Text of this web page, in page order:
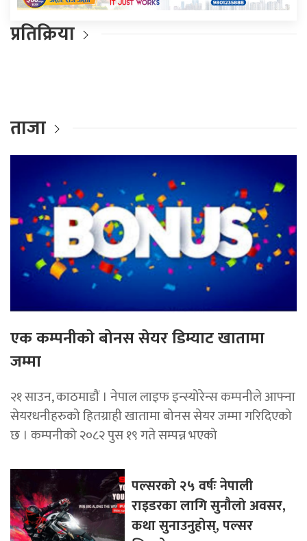
प्रतिक्रिया
ताजा
एक कम्पनीकाे बोनस सेयर डिम्याट खातामा
जम्मा
२१ साउन, काठमाडाैं । नेपाल लाइफ इन्स्योरेन्स कम्पनीले आफ्ना
सेयरधनीहरुको हितग्राही खातामा बोनस सेयर जम्मा गरिदिएको
छ । कम्पनीको २०८२ पुस १९ गते सम्पन्न भएको
पल्सरको २५ वर्षः नेपाली
राइडरका लागि सुनौलो अवसर,
कथा सुनाउनुहोस्, पल्सर